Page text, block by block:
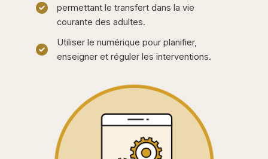
permettant le transfert dans la vie
courante des adultes.
Utiliser le numérique pour planifier,
enseigner et réguler les interventions.